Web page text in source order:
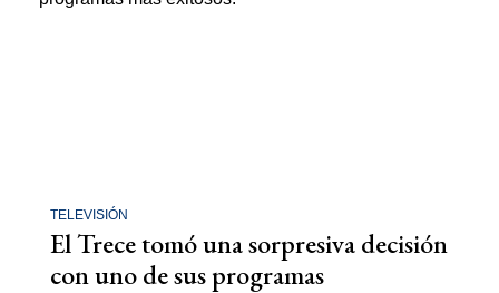
TELEVISIÓN
El Trece tomó una sorpresiva decisión
con uno de sus programas